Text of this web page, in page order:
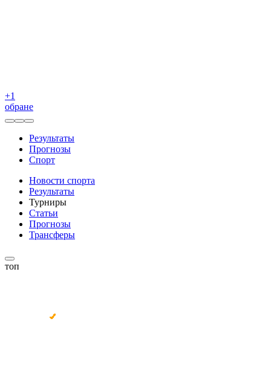
+1
обране
Результаты
Прогнозы
Спорт
Новости спорта
Результаты
Турниры
Статьи
Прогнозы
Трансферы
топ